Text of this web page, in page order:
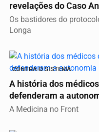
Os bastidores do
Longa
CONTRA O SISTEMA
A história dos
defenderam a
A Medicina no Front